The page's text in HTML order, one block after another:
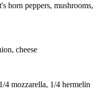
horn peppers, mushrooms,
cheese
4 mozzarella, 1/4 hermelin